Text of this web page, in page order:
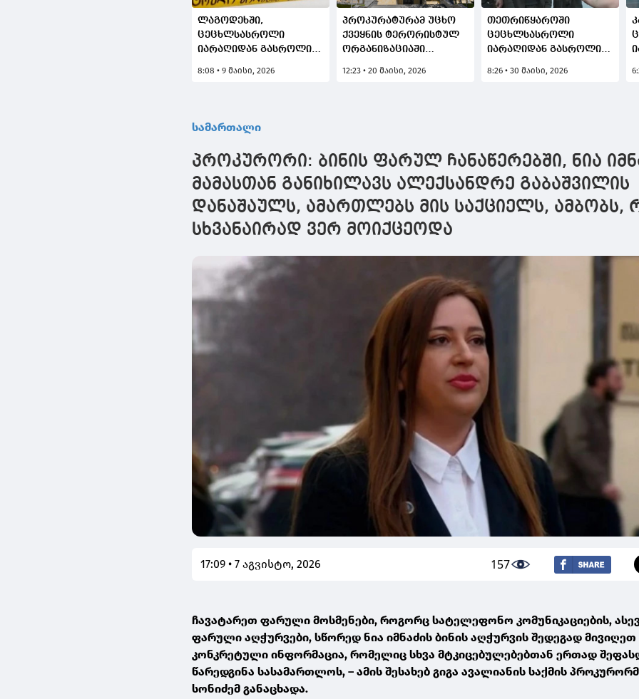
ლაგოდეხში,
ცეცხლსასროლი
იარაღიდან გასროლით
8:08 • 9 მაისი, 2026
პროკურატურამ უცხო
ქვეყნის ტერორისტულ
ორგანიზაციაში
ცეცხლსასროლი
ბრალი წარუდგინა
12:23 • 20 მაისი, 2026
თეთრიწყაროში
ცეცხლსასროლი
იარაღიდან გასროლით
ფაქტზე, მრავალჯერ
8:26 • 30 მაისი, 2026
სამართალი
პროკურორი: ბინის ფარულ ჩანაწერებში, ნია
მამასთან განიხილავს ალექსანდრე გაბაშვილის
დანაშაულს, ამართლებს მის საქციელს, ამბობს,
სხვანაირად ვერ მოიქცეოდა
17:09 • 7 აგვისტო, 2026 157
ჩავატარეთ ფარული მოსმენები, როგორც სატელეფონო კომუნიკაციების,
ფარული აღჭურვები, სწორედ ნია იმნაძის ბინის აღჭურვის შედეგად მივიღეთ
კონკრეტული ინფორმაცია, რომელიც სხვა მტკიცებულებებთან ერთად
წარედგინა სასამართლოს, – ამის შესახებ გიგა ავალიანის საქმის
სონიძემ განაცხადა.